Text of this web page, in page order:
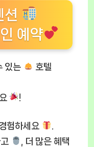
션
예약
있는
호텔
!
험하세요
, 더 많은 혜택